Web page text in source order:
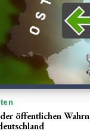
öffentlichen